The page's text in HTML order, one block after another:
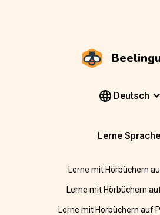
Deutsch
Lerne
Lerne mit Hörbüchern
Lerne mit Hörbüchern
Lerne mit Hörbüchern auf